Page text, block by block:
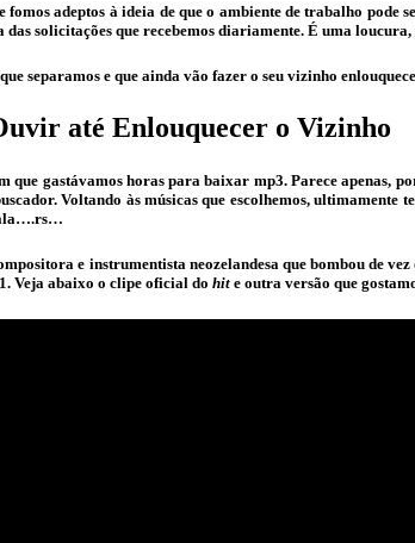
adeptos à ideia de que o ambiente de trabalho
das solicitações que recebemos diariamente. É uma
separamos e que ainda vão fazer o seu vizinho
até Enlouquecer o Vizinho
que gastávamos horas para baixar mp3. Parece apenas,
Voltando às músicas que escolhemos,
e instrumentista neozelandesa que bombou de
Veja abaixo o clipe oficial do hit e outra versão que